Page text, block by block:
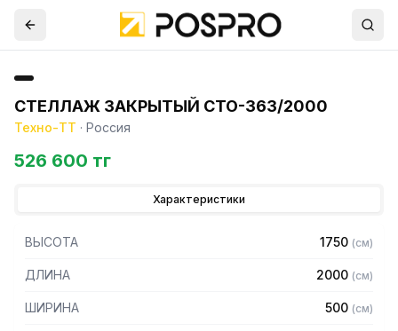
СТЕЛЛАЖ ЗАКРЫТЫЙ СТО-363/2000
Техно-ТТ · Россия
526 600 тг
Характеристики
ВЫСОТА 1750 (см)
ДЛИНА 2000 (см)
ШИРИНА 500 (см)